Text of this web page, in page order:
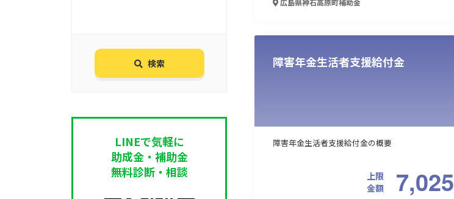
検索
LINEで気軽に
助成金・補助金
無料診断・相談
広島県神石高原町補助金
障害年金生活者支援給付金
障害年金生活者支援給付金の概要
上限
金額
7,025